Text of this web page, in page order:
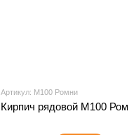
Артикул: М100 Ромни
Кирпич